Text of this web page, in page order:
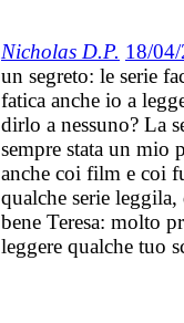
Nicholas D.P. 18/
un segreto: le serie
fatica anche io a
dirlo a nessuno? La
sempre stata un mio
anche coi film e coi
qualche serie leggila,
bene Teresa: molto
leggere qualche tuo